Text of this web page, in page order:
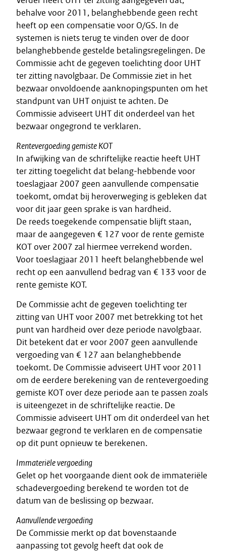
behalve voor 2011, belanghebbende geen recht
heeft op een compensatie voor O/GS. In de
systemen is niets terug te vinden over de door
belanghebbende gestelde betalingsregelingen. De
Commissie acht de gegeven toelichting door UHT
ter zitting navolgbaar. De Commissie ziet in het
bezwaar onvoldoende aanknopingspunten om het
standpunt van UHT onjuist te achten. De
Commissie adviseert UHT dit onderdeel van het
bezwaar ongegrond te verklaren.
Rentevergoeding gemiste KOT
In afwijking van de schriftelijke reactie heeft UHT
ter zitting toegelicht dat belang-hebbende voor
toeslagjaar 2007 geen aanvullende compensatie
toekomt, omdat bij heroverweging is gebleken dat
voor dit jaar geen sprake is van hardheid.
De reeds toegekende compensatie blijft staan,
maar de aangegeven € 127 voor de rente gemiste
KOT over 2007 zal hiermee verrekend worden.
Voor toeslagjaar 2011 heeft belanghebbende wel
recht op een aanvullend bedrag van € 133 voor de
rente gemiste KOT.
De Commissie acht de gegeven toelichting ter
zitting van UHT voor 2007 met betrekking tot het
punt van hardheid over deze periode navolgbaar.
Dit betekent dat er voor 2007 geen aanvullende
vergoeding van € 127 aan belanghebbende
toekomt. De Commissie adviseert UHT voor 2011
om de eerdere berekening van de rentevergoeding
gemiste KOT over deze periode aan te passen zoals
is uiteengezet in de schriftelijke reactie. De
Commissie adviseert UHT om dit onderdeel van het
bezwaar gegrond te verklaren en de compensatie
op dit punt opnieuw te berekenen.
Immateriële vergoeding
Gelet op het voorgaande dient ook de immateriële
schadevergoeding berekend te worden tot de
datum van de beslissing op bezwaar.
Aanvullende vergoeding
De Commissie merkt op dat bovenstaande
aanpassing tot gevolg heeft dat ook de